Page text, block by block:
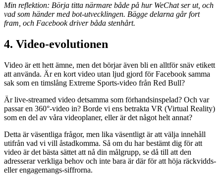
Min reflektion: Börja titta närmare både på hur WeChat ser ut, och
vad som händer med bot-utvecklingen. Bägge delarna går fort
fram, och Facebook driver båda stenhårt.
4. Video-evolutionen
Video är ett hett ämne, men det börjar även bli en alltför snäv etikett
att använda. Är en kort video utan ljud gjord för Facebook samma
sak som en timslång Extreme Sports-video från Red Bull?
Är live-streamed video detsamma som förhandsinspelad? Och var
passar en 360°-video in? Borde vi ens betrakta VR (Virtual Reality)
som en del av våra videoplaner, eller är det något helt annat?
Detta är väsentliga frågor, men lika väsentligt är att välja innehåll
utifrån vad vi vill åstadkomma. Så om du har bestämt dig för att
video är det bästa sättet att nå din målgrupp, se då till att den
adresserar verkliga behov och inte bara är där för att höja räckvidds-
eller engagemangs-siffrorna.